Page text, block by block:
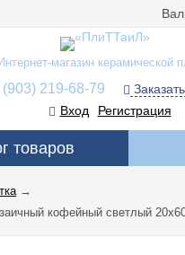
Интернет-магазин керамической
(903) 219-68-79
Вход
Регистрация
товаров
→
кофейный светлый